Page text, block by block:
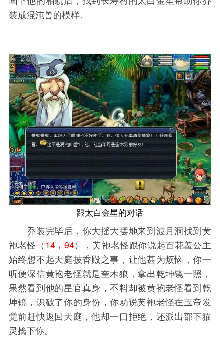
装成混沌兽的模样。
跟太白金星的对话
乔装完毕后，你大摇大摆地来到波月洞找到黄
袍老怪（14，94），黄袍老怪跟你说起百花羞公主
始终想不起天庭披香殿之事，让他甚为烦恼，你一
听便深信黄袍老怪就是奎木狼，拿出乾坤镜一照，
果然看到他的星官真身，不料却被黄袍老怪看到乾
坤镜，识破了你的身份，你劝说黄袍老怪在玉帝发
觉前赶快返回天庭，他却一口拒绝，还派出部下猫
灵擒下你。